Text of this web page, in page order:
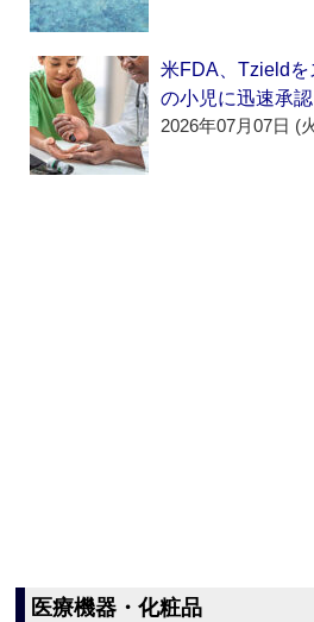
米FDA、Tzield
の小児に迅速承認
2026年07月07日 (
医療機器・化粧品